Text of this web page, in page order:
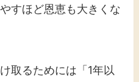
すほど恩恵も大きくな
取るためには「1年以